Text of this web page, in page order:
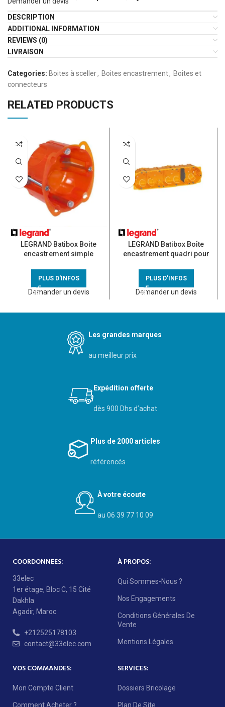
DESCRIPTION
ADDITIONAL INFORMATION
REVIEWS (0)
LIVRAISON
Categories: Boites à sceller, Boites encastrement, Boites et
connecteurs
RELATED PRODUCTS
LEGRAND Batibox Boite
encastrement simple
PLUS D'INFOS
Demander un devis
LEGRAND Batibox Boîte
encastrement quadri pour
PLUS D'INFOS
Demander un devis
Les grandes marques
au meilleur prix
Expédition offerte
dès 900 Dhs d’achat
Plus de 2000 articles
référencés
À votre écoute
au 06 39 77 10 09
COORDONNEES:
33elec
1er étage, Bloc C, 15 Cité
Dakhla
Agadir, Maroc
+212525178103
contact@33elec.com
À PROPOS:
Qui Sommes-Nous ?
Nos Engagements
Conditions Générales De
Vente
Mentions Légales
VOS COMMANDES:
Mon Compte Client
Comment Acheter ?
SERVICES:
Dossiers Bricolage
Plan De Site